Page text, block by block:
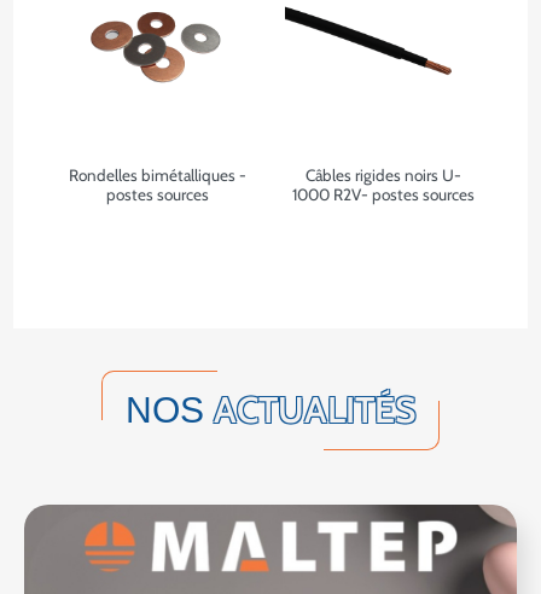
Rondelles bimétalliques -
postes sources
Câbles rigides noirs U-
1000 R2V- postes sources
NOSACTUALITÉS